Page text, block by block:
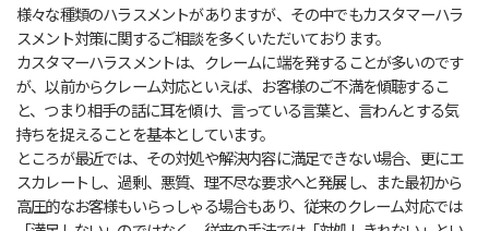
様々な種類のハラスメントがありますが、その中でもカスタマーハラ
スメント対策に関するご相談を多くいただいております。
カスタマーハラスメントは、クレームに端を発することが多いのです
が、以前からクレーム対応といえば、お客様のご不満を傾聴するこ
と、つまり相手の話に耳を傾け、言っている言葉と、言わんとする気
持ちを捉えることを基本としています。
ところが最近では、その対処や解決内容に満足できない場合、更にエ
スカレートし、過剰、悪質、理不尽な要求へと発展し、また最初から
高圧的なお客様もいらっしゃる場合もあり、従来のクレーム対応では